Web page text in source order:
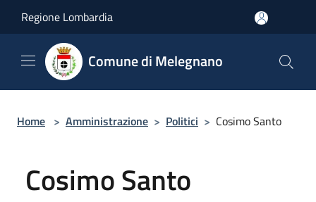
Regione Lombardia
Comune di Melegnano
Home > Amministrazione > Politici > Cosimo Santo
Cosimo Santo